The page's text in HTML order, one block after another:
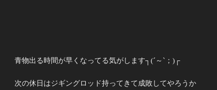
青物出る時間が早くなってる気がします┐(´～`；)┌
次の休日はジギングロッド持ってきて成敗してやろうか